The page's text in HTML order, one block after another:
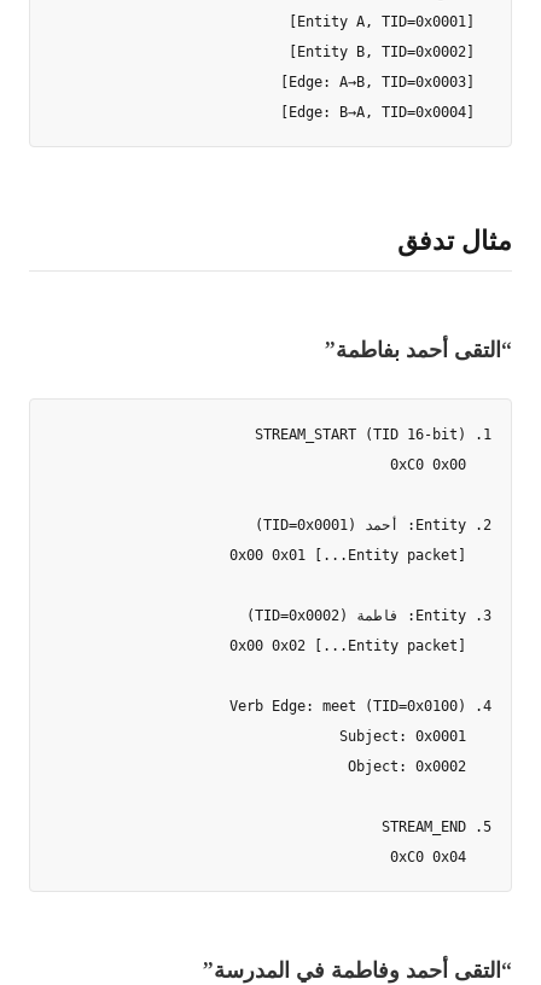
مثال تدفق
“التقى أحمد بفاطمة”
“التقى أحمد وفاطمة في المدرسة”